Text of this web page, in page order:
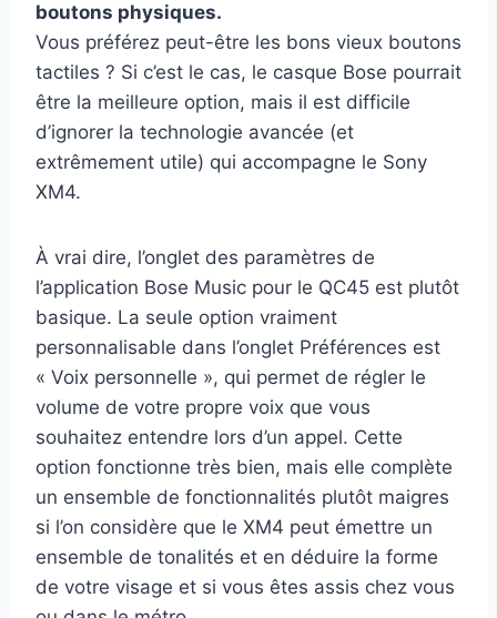
boutons physiques.
Vous préférez peut-être les bons vieux boutons
tactiles ? Si c’est le cas, le casque Bose pourrait
être la meilleure option, mais il est difficile
d’ignorer la technologie avancée (et
extrêmement utile) qui accompagne le Sony
XM4.
À vrai dire, l’onglet des paramètres de
l’application Bose Music pour le QC45 est plutôt
basique. La seule option vraiment
personnalisable dans l’onglet Préférences est
« Voix personnelle », qui permet de régler le
volume de votre propre voix que vous
souhaitez entendre lors d’un appel. Cette
option fonctionne très bien, mais elle complète
un ensemble de fonctionnalités plutôt maigres
si l’on considère que le XM4 peut émettre un
ensemble de tonalités et en déduire la forme
de votre visage et si vous êtes assis chez vous